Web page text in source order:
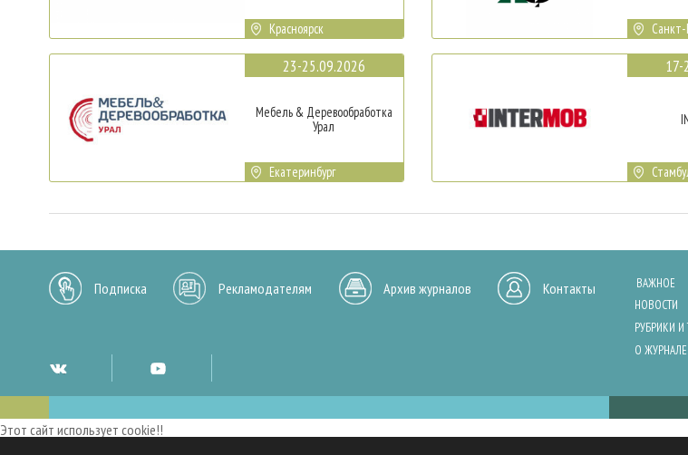
Красноярск
23-25.09.2026
Мебель & Деревообработка
Урал
Екатеринбург
17-
Подписка Рекламодателям Архив журналов Контакты
ВАЖНОЕ
НОВОСТИ
РУБРИКИ
О ЖУРНАЛЕ
Этот сайт использует cookie!!